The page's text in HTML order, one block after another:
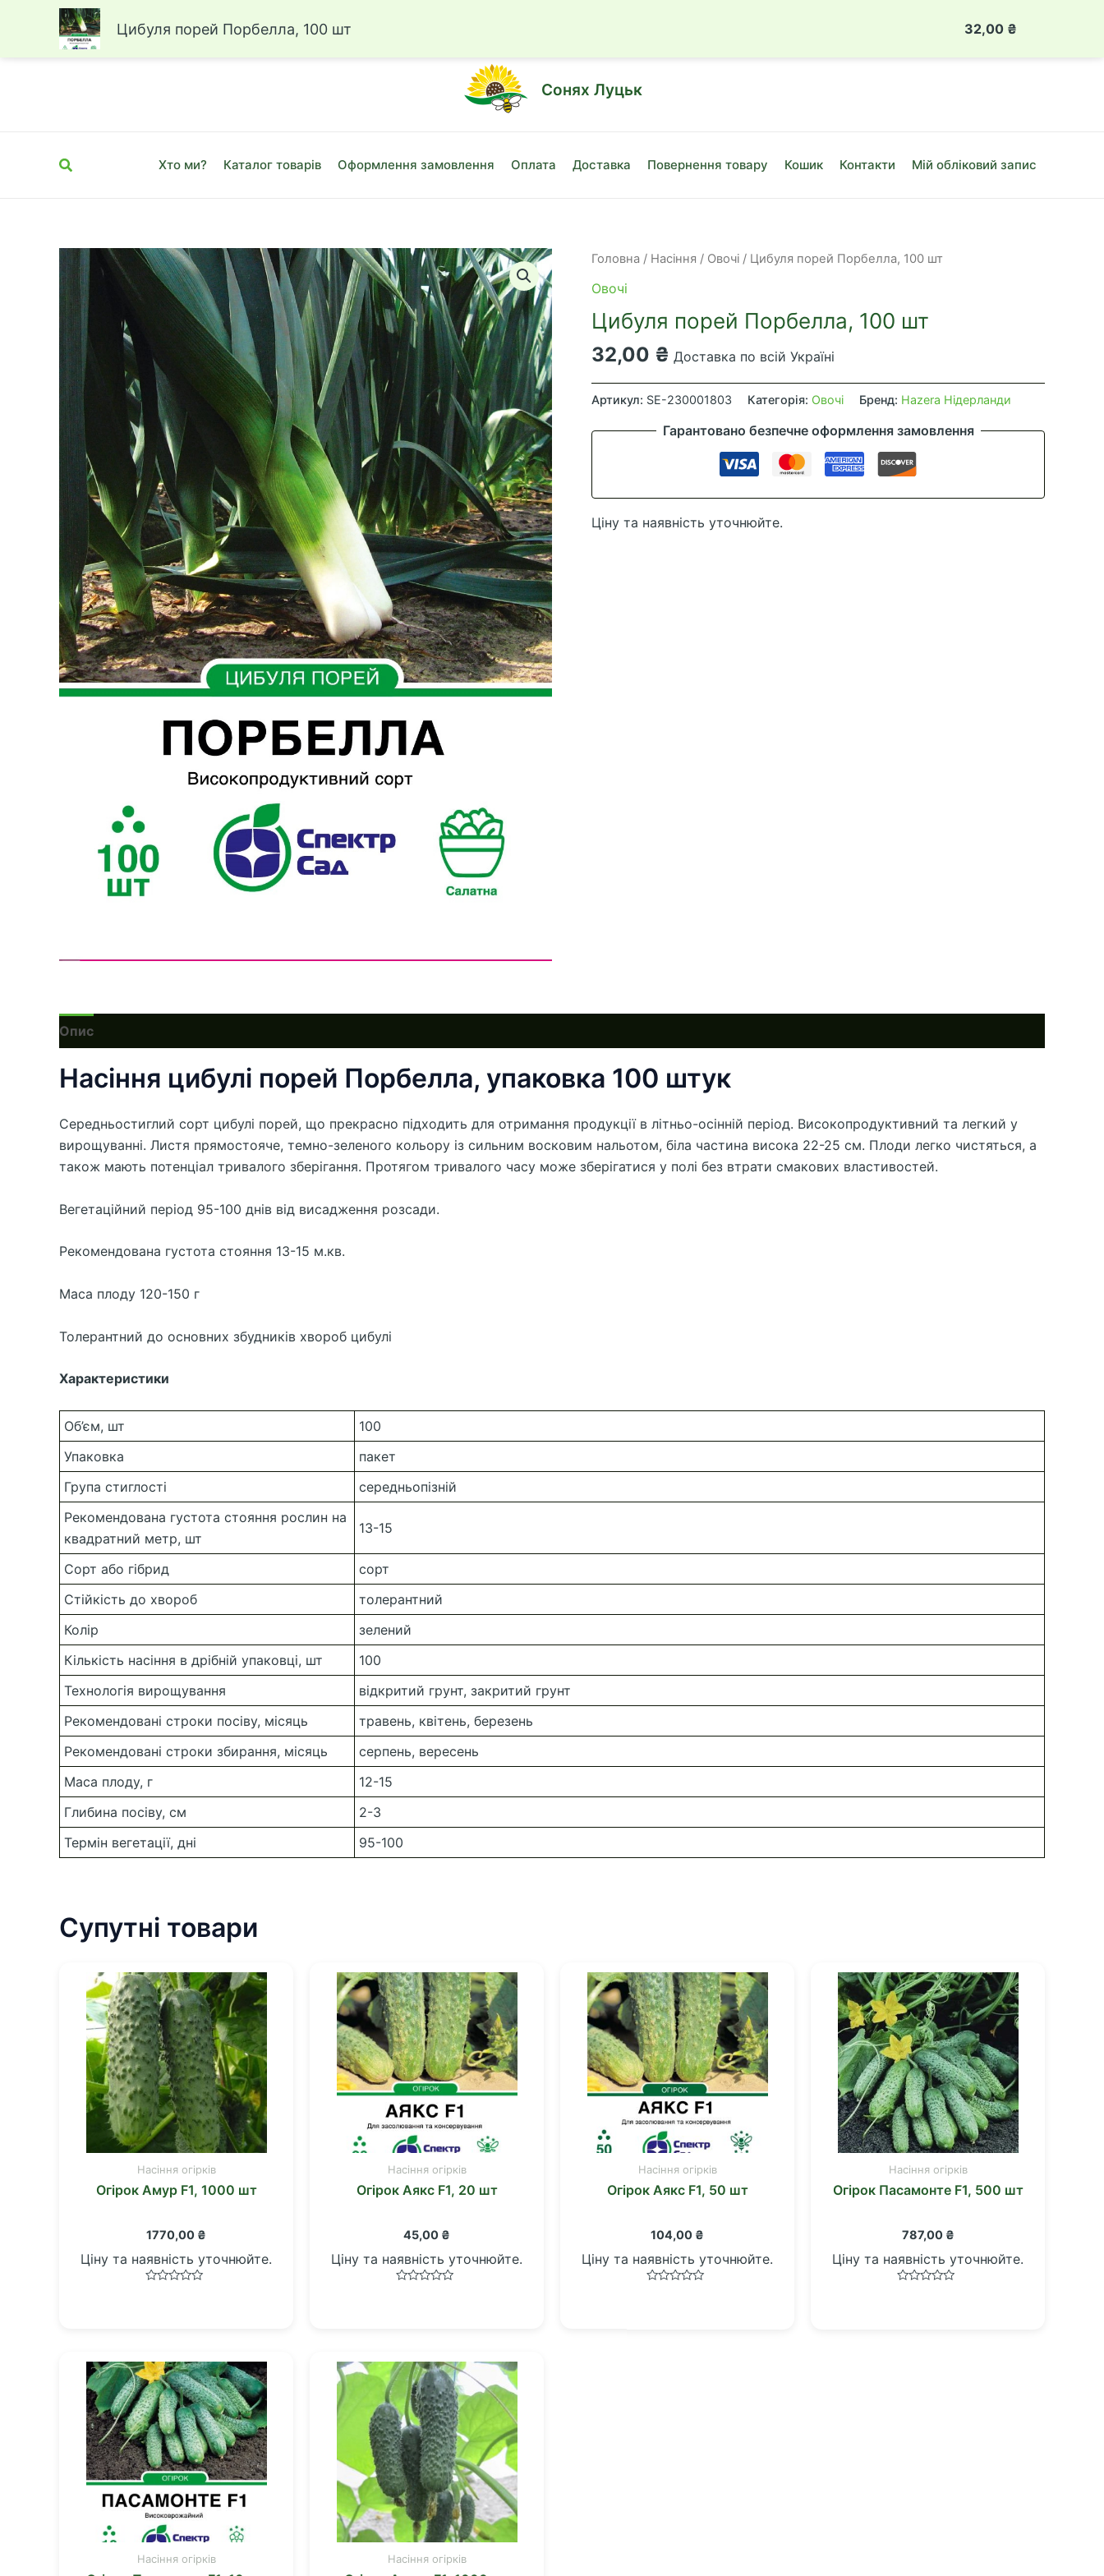
Луцьк, вул. Привокзальна, 10Б
Перейти
Сонях Луцьк
Пошук Хто ми? Каталог товарів Оформлення замовлення Оплата Доставка Повернення товару Кошик Контакти Мій обліковий запис
Головна / Насіння / Овочі / Цибуля порей Порбелла, 100 шт
Овочі
Цибуля порей Порбелла, 100 шт
32,00 ₴ Доставка по всій Україні
Цибуля
порей
Артикул: SE-230001803 Категорія: Овочі Бренд: Hazera Нідерланди
Гарантовано безпечне оформлення замовлення
Ціну та наявність уточнюйте.
Опис
Насіння цибулі порей Порбелла, упаковка 100 штук
Середньостиглий сорт цибулі порей, що прекрасно підходить для отримання продукції в літньо-осінній період. Високопродуктивний та легкий у
вирощуванні. Листя прямостояче, темно-зеленого кольору із сильним восковим нальотом, біла частина висока 22-25 см. Плоди легко чистяться, а
також мають потенціал тривалого зберігання. Протягом тривалого часу може зберігатися у полі без втрати смакових властивостей.
Вегетаційний період 95-100 днів від висадження розсади.
Рекомендована густота стояння 13-15 м.кв.
Маса плоду 120-150 г
Толерантний до основних збудників хвороб цибулі
Характеристики
Об’єм, шт
100
Упаковка
пакет
Група стиглості
середньопізній
Рекомендована густота стояння рослин на
квадратний метр, шт
13-15
Сорт або гібрид
сорт
Стійкість до хвороб
толерантний
Колір
зелений
Кількість насіння в дрібній упаковці, шт
100
Технологія вирощування
відкритий грунт, закритий грунт
Рекомендовані строки посіву, місяць
травень, квітень, березень
Рекомендовані строки збирання, місяць
серпень, вересень
Маса плоду, г
12-15
Глибина посіву, см
2-3
Термін вегетації, дні
95-100
Супутні товари
Насіння огірків
Огірок Амур F1, 1000 шт
1770,00 ₴
Ціну та наявність уточнюйте.
Насіння огірків
Огірок Аякс F1, 20 шт
45,00 ₴
Ціну та наявність уточнюйте.
Насіння огірків
Огірок Аякс F1, 50 шт
104,00 ₴
Ціну та наявність уточнюйте.
Насіння огірків
Огірок Пасамонте F1, 500 шт
787,00 ₴
Ціну та наявність уточнюйте.
Насіння огірків Насіння огірків
Цибуля порей Порбелла, 100 шт 32,00 ₴
порей